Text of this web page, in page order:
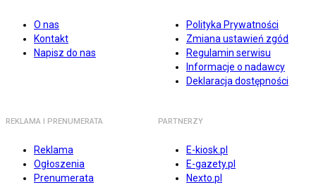
O nas
Kontakt
Napisz do nas
Polityka Prywatności
Zmiana ustawień zgód
Regulamin serwisu
Informacje o nadawcy
Deklaracja dostępności
REKLAMA I PRENUMERATA
Reklama
Ogłoszenia
Prenumerata
PARTNERZY
E-kiosk.pl
E-gazety.pl
Nexto.pl